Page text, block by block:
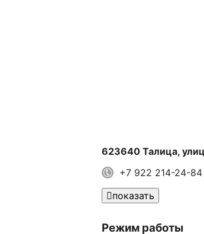
623640 Талица,
+7 922 214-24-84
показать
Режим работы